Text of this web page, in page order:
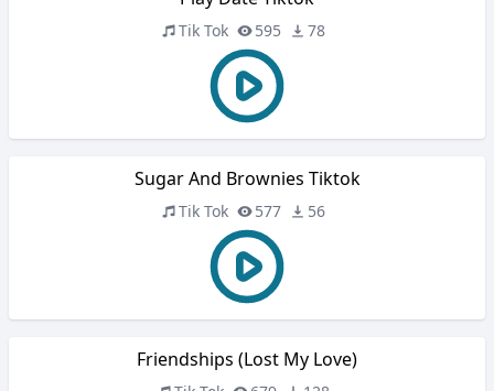
Tik Tok 595 78
Sugar And Brownies Tiktok
Tik Tok 577 56
Friendships (Lost My Love)